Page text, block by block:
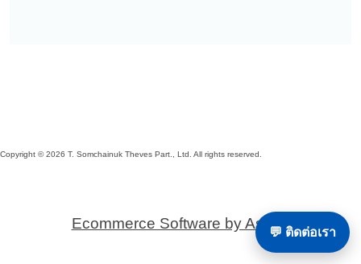
💬 ติดต่อเรา
Copyright © 2026 T. Somchainuk Theves Part., Ltd. All rights reserved.
Ecommerce Software by Ashop